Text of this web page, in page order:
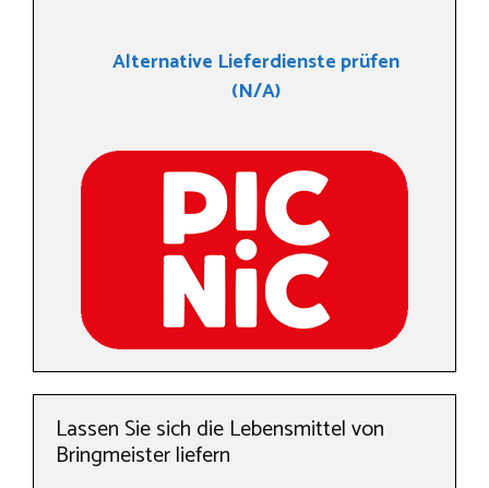
Alternative Lieferdienste prüfen
(N/A)
Lassen Sie sich die Lebensmittel von
Bringmeister liefern